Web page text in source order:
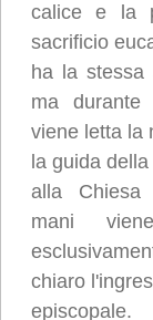
calice e la
sacrificio
ha la stessa
ma durante
viene letta la
la guida
alla Chiesa
mani
chiaro